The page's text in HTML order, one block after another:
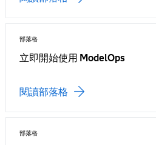
部落格
立即開始使用 ModelOps
閱讀部落格
部落格